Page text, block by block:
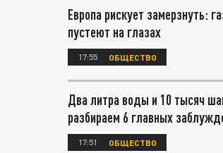
Европа рискует замерзнуть:
пустеют на глазах
17:55 ОБЩЕСТВО
Два литра воды и 10 тысяч
разбираем 6 главных
17:51 ОБЩЕСТВО